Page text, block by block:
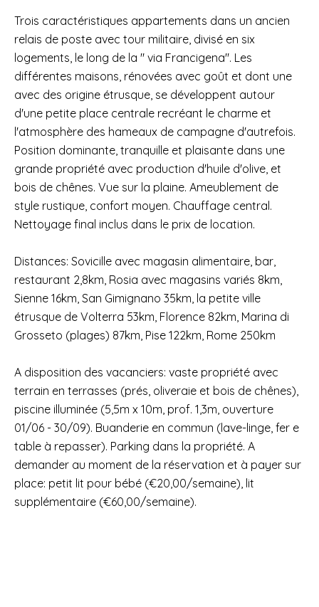
Trois caractéristiques appartements dans un ancien
relais de poste avec tour militaire, divisé en six
logements, le long de la " via Francigena". Les
différentes maisons, rénovées avec goût et dont une
avec des origine étrusque, se développent autour
d'une petite place centrale recréant le charme et
l'atmosphère des hameaux de campagne d'autrefois.
Position dominante, tranquille et plaisante dans une
grande propriété avec production d'huile d'olive, et
bois de chênes. Vue sur la plaine. Ameublement de
style rustique, confort moyen. Chauffage central.
Nettoyage final inclus dans le prix de location.
Distances: Sovicille avec magasin alimentaire, bar,
restaurant 2,8km, Rosia avec magasins variés 8km,
Sienne 16km, San Gimignano 35km, la petite ville
étrusque de Volterra 53km, Florence 82km, Marina di
Grosseto (plages) 87km, Pise 122km, Rome 250km
A disposition des vacanciers: vaste propriété avec
terrain en terrasses (prés, oliveraie et bois de chênes),
piscine illuminée (5,5m x 10m, prof. 1,3m, ouverture
01/06 - 30/09). Buanderie en commun (lave-linge, fer e
table à repasser). Parking dans la propriété. A
demander au moment de la réservation et à payer sur
place: petit lit pour bébé (€20,00/semaine), lit
supplémentaire (€60,00/semaine).